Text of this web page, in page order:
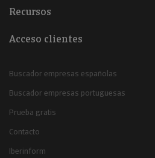
Recursos
Acceso clientes
Buscador empresas españolas
Buscador empresas portuguesas
Prueba gratis
Contacto
Iberinform